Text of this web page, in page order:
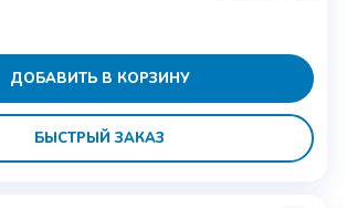
ДОБАВИТЬ В КОРЗИНУ
БЫСТРЫЙ ЗАКАЗ